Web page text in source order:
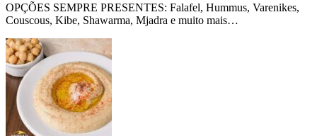
OPÇÕES SEMPRE PRESENTES: Falafel, Hummus, Varenikes,
Couscous, Kibe, Shawarma, Mjadra e muito mais…